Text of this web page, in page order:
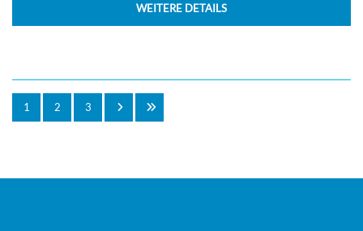
WEITERE DETAILS
1 2 3